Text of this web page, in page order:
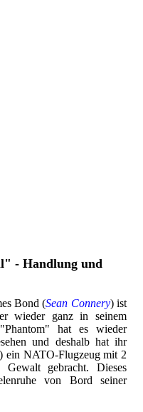
- Handlung und
Bond (Sean Connery) ist
wieder ganz in seinem
hat es wieder
und deshalb hat ihr
) ein NATO-Flugzeug mit 2
gebracht. Dieses
von Bord seiner